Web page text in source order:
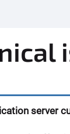
server